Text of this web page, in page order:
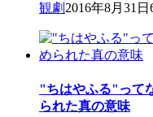
観劇 2016年8月31日
"ちはやふる"って
られた真の意味